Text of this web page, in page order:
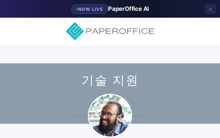
NOW LIVE PaperOffice AI ×
기술 지원